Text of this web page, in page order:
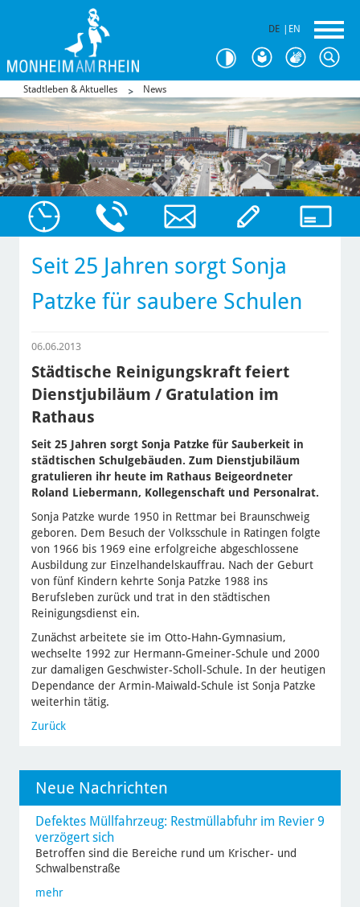
DE EN
Stadtleben & Aktuelles News
Seit 25 Jahren sorgt Sonja
Patzke für saubere Schulen
06.06.2013
Städtische Reinigungskraft feiert
Dienstjubiläum / Gratulation im
Rathaus
Seit 25 Jahren sorgt Sonja Patzke für Sauberkeit in
städtischen Schulgebäuden. Zum Dienstjubiläum
gratulieren ihr heute im Rathaus Beigeordneter
Roland Liebermann, Kollegenschaft und Personalrat.
Sonja Patzke wurde 1950 in Rettmar bei Braunschweig
geboren. Dem Besuch der Volksschule in Ratingen folgte
von 1966 bis 1969 eine erfolgreiche abgeschlossene
Ausbildung zur Einzelhandelskauffrau. Nach der Geburt
von fünf Kindern kehrte Sonja Patzke 1988 ins
Berufsleben zurück und trat in den städtischen
Reinigungsdienst ein.
Zunächst arbeitete sie im Otto-Hahn-Gymnasium,
wechselte 1992 zur Hermann-Gmeiner-Schule und 2000
zur damaligen Geschwister-Scholl-Schule. In der heutigen
Dependance der Armin-Maiwald-Schule ist Sonja Patzke
weiterhin tätig.
Zurück
Neue Nachrichten
Defektes Müllfahrzeug: Restmüllabfuhr im Revier 9
verzögert sich
Betroffen sind die Bereiche rund um Krischer- und
Schwalbenstraße
mehr